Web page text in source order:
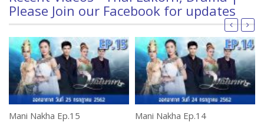
Please Join our Facebook for updates
Mani Nakha Ep.15 Mani Nakha Ep.14